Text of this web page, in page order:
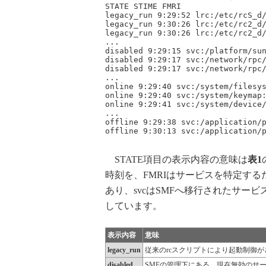
STATE STIME FMRI
legacy_run 9:29:52 lrc:/etc/rcS_d/
legacy_run 9:30:26 lrc:/etc/rc2_d/
legacy_run 9:30:26 lrc:/etc/rc2_d/
...
disabled 9:29:15 svc:/platform/
disabled 9:29:17 svc:/network/
disabled 9:29:17 svc:/network/
...
online 9:29:40 svc:/system/
online 9:29:40 svc:/system/
online 9:29:41 svc:/system/
...
offline 9:29:38 svc:/
STATE項目の表示内容の意味は表1
時刻を、FMRIはサービスを特定す
あり、svcはSMFへ移行されたサー
しています。
表示内容
意味
legacy_run 従来のrcスクリプトにより起動制御